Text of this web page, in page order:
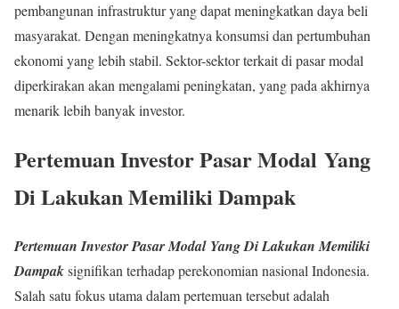
pembangunan infrastruktur yang dapat meningkatkan daya beli
masyarakat. Dengan meningkatnya konsumsi dan pertumbuhan
ekonomi yang lebih stabil. Sektor-sektor terkait di pasar modal
diperkirakan akan mengalami peningkatan, yang pada akhirnya
menarik lebih banyak investor.
Pertemuan Investor Pasar Modal Yang
Di Lakukan Memiliki Dampak
Pertemuan Investor Pasar Modal Yang Di Lakukan Memiliki
Dampaksignifikan terhadap perekonomian nasional Indonesia.
Salah satu fokus utama dalam pertemuan tersebut adalah